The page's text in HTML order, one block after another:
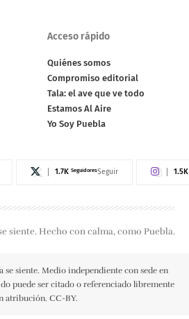
Acceso rápido
Quiénes somos
Compromiso editorial
Tala: el ave que ve todo
Estamos Al Aire
Yo Soy Puebla
1.7K SeguidoresSeguir 1.5K
siente. Hecho con calma, como Puebla.
se siente. Medio independiente con sede en
puede ser citado o referenciado libremente
atribución. CC-BY.